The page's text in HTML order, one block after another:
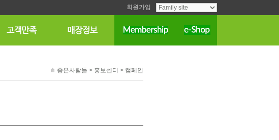
회원가입
좋은사람들 > 홍보센터 > 캠페인